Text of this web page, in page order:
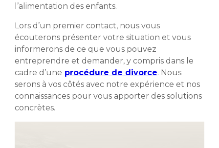
l’alimentation des enfants.
Lors d’un premier contact, nous vous
écouterons présenter votre situation et vous
informerons de ce que vous pouvez
entreprendre et demander, y compris dans le
cadre d’une procédure de divorce. Nous
serons à vos côtés avec notre expérience et nos
connaissances pour vous apporter des solutions
concrètes.